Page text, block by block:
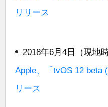
リリース
2018年6月4日（現地時
Apple、「tvOS 12 beta
リース